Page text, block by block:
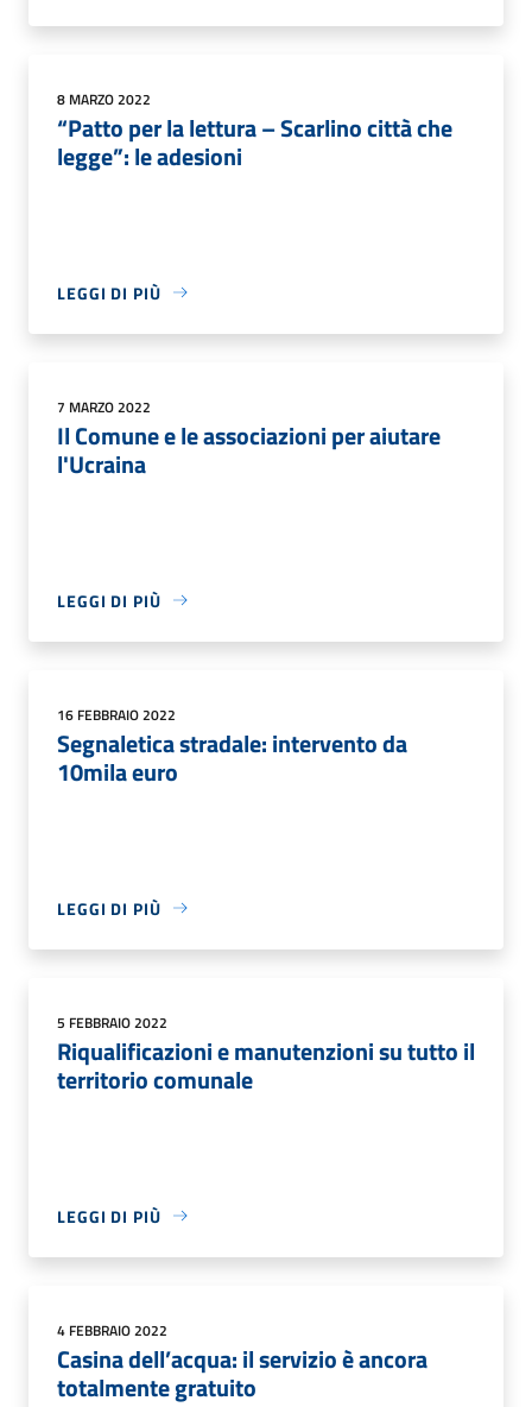
8 MARZO 2022
“Patto per la lettura – Scarlino città che
legge”: le adesioni
LEGGI DI PIÙ
7 MARZO 2022
Il Comune e le associazioni per aiutare
l'Ucraina
LEGGI DI PIÙ
16 FEBBRAIO 2022
Segnaletica stradale: intervento da
10mila euro
LEGGI DI PIÙ
5 FEBBRAIO 2022
Riqualificazioni e manutenzioni su tutto il
territorio comunale
LEGGI DI PIÙ
4 FEBBRAIO 2022
Casina dell’acqua: il servizio è ancora
totalmente gratuito